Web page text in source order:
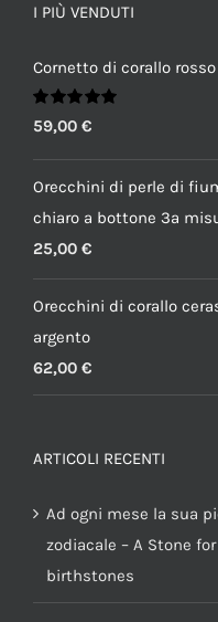
I PIÙ VENDUTI
Cornetto di corallo rosso
Valutato
5.00 su 5
59,00 €
Orecchini di perle di
chiaro a bottone 3a
25,00 €
Orecchini di corallo
argento
62,00 €
ARTICOLI RECENTI
Ad ogni mese la sua
zodiacale – A Stone
birthstones